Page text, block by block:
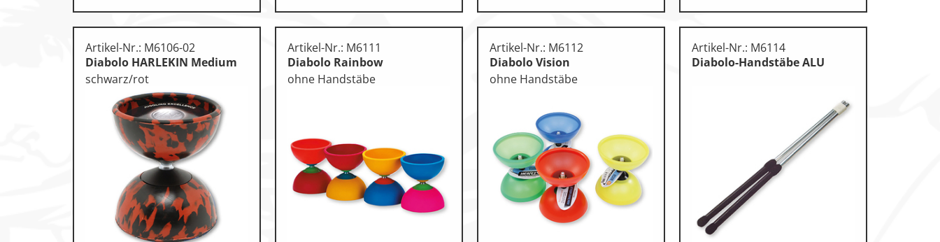
Technische Dokumentation
Tennis, Tischtennis
Training, Vereinsbedarf
Turnen, Gymnastik, Ballett
Volleyball, Beachvolleyball
Wassersport
Artikel-Nr.: M6106-02
Diabolo HARLEKIN Medium
schwarz/rot
Artikel-Nr.: M6111
Diabolo Rainbow
ohne Handstäbe
Artikel-Nr.: M6112
Diabolo Vision
ohne Handstäbe
Artikel-Nr.: M6114
Diabolo-Handstäbe ALU